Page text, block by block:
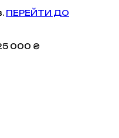
ПЕРЕЙТИ ДО
000 ₴